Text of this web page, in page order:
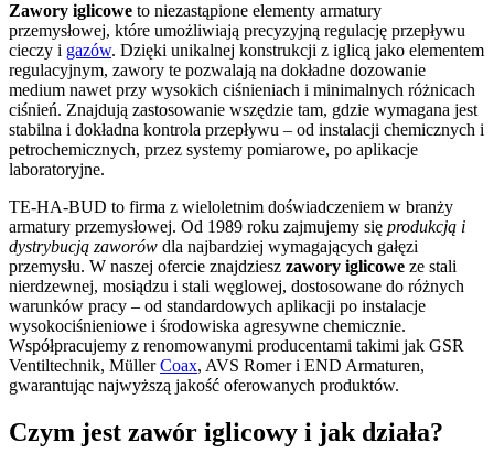
Zawory iglicowe to niezastąpione elementy armatury
przemysłowej, które umożliwiają precyzyjną regulację przepływu
cieczy i gazów. Dzięki unikalnej konstrukcji z iglicą jako elementem
regulacyjnym, zawory te pozwalają na dokładne dozowanie
medium nawet przy wysokich ciśnieniach i minimalnych różnicach
ciśnień. Znajdują zastosowanie wszędzie tam, gdzie wymagana jest
stabilna i dokładna kontrola przepływu – od instalacji chemicznych i
petrochemicznych, przez systemy pomiarowe, po aplikacje
laboratoryjne.
TE-HA-BUD to firma z wieloletnim doświadczeniem w branży
armatury przemysłowej. Od 1989 roku zajmujemy się produkcją i
dystrybucją zaworów dla najbardziej wymagających gałęzi
przemysłu. W naszej ofercie znajdziesz zawory iglicowe ze stali
nierdzewnej, mosiądzu i stali węglowej, dostosowane do różnych
warunków pracy – od standardowych aplikacji po instalacje
wysokociśnieniowe i środowiska agresywne chemicznie.
Współpracujemy z renomowanymi producentami takimi jak GSR
Ventiltechnik, MüllerCoax, AVS Romer i END Armaturen,
gwarantując najwyższą jakość oferowanych produktów.
Czym jest zawór iglicowy i jak działa?